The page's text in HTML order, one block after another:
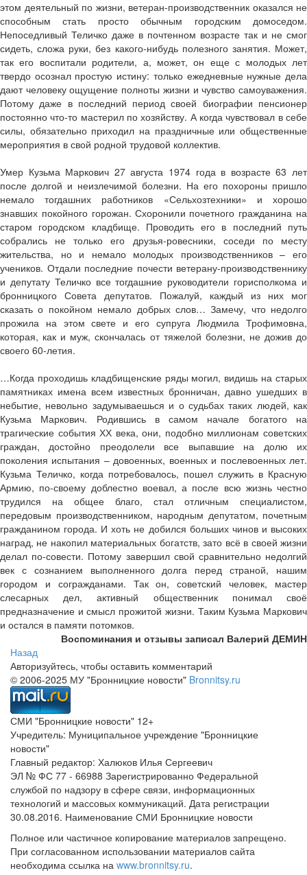
этом деятельный по жизни, ветеран-производственник оказался не
способным стать просто обычным городским домоседом.
Непоседливый Теличко даже в почтенном возрасте так и не смог
сидеть, сложа руки, без какого-нибудь полезного занятия. Может,
так его воспитали родители, а, может, он еще с молодых лет
твердо осознал простую истину: только ежедневные нужные дела
дают человеку ощущение полноты жизни и чувство самоуважения.
Потому даже в последний период своей биографии пенсионер
постоянно что-то мастерил по хозяйству. А когда чувствовал в себе
силы, обязательно приходил на праздничные или общественные
мероприятия в свой родной трудовой коллектив.
Умер Кузьма Маркович 27 августа 1974 года в возрасте 63 лет
после долгой и неизлечимой болезни. На его похороны пришло
немало тогдашних работников «Сельхозтехники» и хорошо
знавших покойного горожан. Схоронили почетного гражданина на
старом городском кладбище. Проводить его в последний путь
собрались не только его друзья-ровесники, соседи по месту
жительства, но и немало молодых производственников – его
учеников. Отдали последние почести ветерану-производственнику
и депутату Теличко все тогдашние руководители горисполкома и
бронницкого Совета депутатов. Пожалуй, каждый из них мог
сказать о покойном немало добрых слов… Замечу, что недолго
прожила на этом свете и его супруга Людмила Трофимовна,
которая, как и муж, скончалась от тяжелой болезни, не дожив до
своего 60-летия.
…Когда проходишь кладбищенские ряды могил, видишь на старых
памятниках имена всем известных бронничан, давно ушедших в
небытие, невольно задумываешься и о судьбах таких людей, как
Кузьма Маркович. Родившись в самом начале богатого на
трагические события ХХ века, они, подобно миллионам советских
граждан, достойно преодолели все выпавшие на долю их
поколения испытания – довоенных, военных и послевоенных лет.
Кузьма Теличко, когда потребовалось, пошел служить в Красную
Армию, по-своему доблестно воевал, а после всю жизнь честно
трудился на общее благо, стал отличным специалистом,
передовым производственником, народным депутатом, почетным
гражданином города. И хоть не добился больших чинов и высоких
наград, не накопил материальных богатств, зато всё в своей жизни
делал по-совести. Потому завершил свой сравнительно недолгий
век с сознанием выполненного долга перед страной, нашим
городом и согражданами. Так он, советский человек, мастер
слесарных дел, активный общественник понимал своё
предназначение и смысл прожитой жизни. Таким Кузьма Маркович
и остался в памяти потомков.
Воспоминания и отзывы записал Валерий ДЕМИН
Назад
Авторизуйтесь, чтобы оставить комментарий
© 2006-2025 МУ "Бронницкие новости" Bronnitsy.ru
СМИ "Бронницкие новости" 12+
Учредитель: Муниципальное учреждение "Бронницкие
новости"
Главный редактор: Халюков Илья Сергеевич
ЭЛ № ФС 77 - 66988 Зарегистрированно Федеральной
службой по надзору в сфере связи, информационных
технологий и массовых коммуникаций. Дата регистрации
30.08.2016. Наименование СМИ Бронницкие новости
Полное или частичное копирование материалов запрещено.
При согласованном использовании материалов сайта
необходима ссылка на www.bronnitsy.ru.